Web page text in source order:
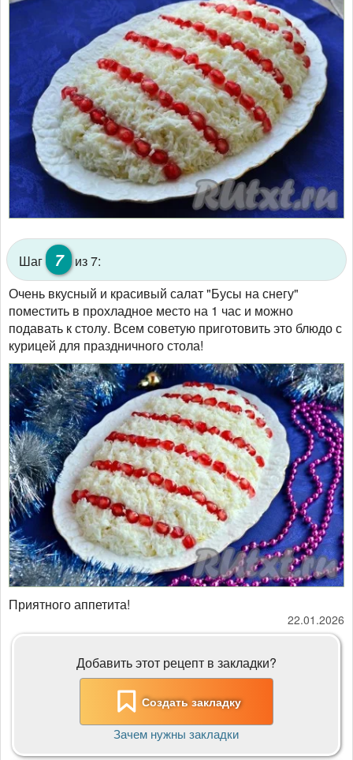
Шаг 7
из 7:
Очень вкусный и красивый салат "Бусы на снегу"
поместить в прохладное место на 1 час и можно
подавать к столу. Всем советую приготовить это блюдо с
курицей для праздничного стола!
Приятного аппетита!
22.01.2026
Добавить этот рецепт в закладки?
Создать закладку
Зачем нужны закладки